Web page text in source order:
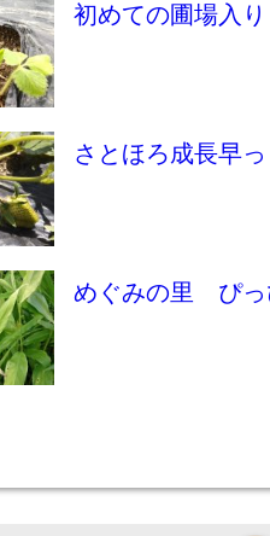
初めての圃場入り
さとほろ成長早っ
めぐみの里 ぴ